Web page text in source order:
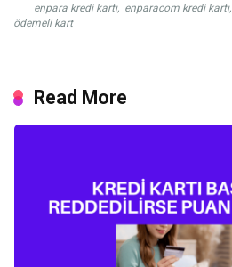
enpara kredi kartı, enparacom kredi kartı,
ödemeli kart
Read More